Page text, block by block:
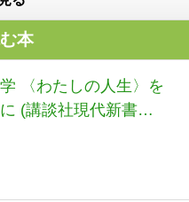
本
〈わたしの人生〉を
(講談社現代新書